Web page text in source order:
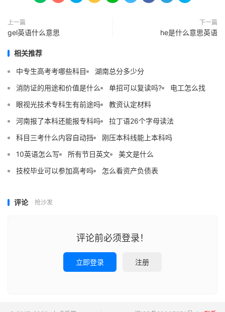
上一篇
gel英语什么意思
下一篇
he是什么意思英语
相关推荐
中专生高考考哪些科目
湖南总分多少分
消防证的用途和价值是什么
单招可以复读吗?
电工怎么找
眼视光技术专科生有前途吗
教资认定材料
河南报了本科还能报专科吗
拉丁语26个字母读法
科目三考什么内容自动挡
刚压本科线能上本科吗
10英语怎么写
所有节日英文
美文是什么
技校毕业可以参加高考吗
怎么看资产负债表
评论 抢沙发
评论前必须登录！
立即登录 注册